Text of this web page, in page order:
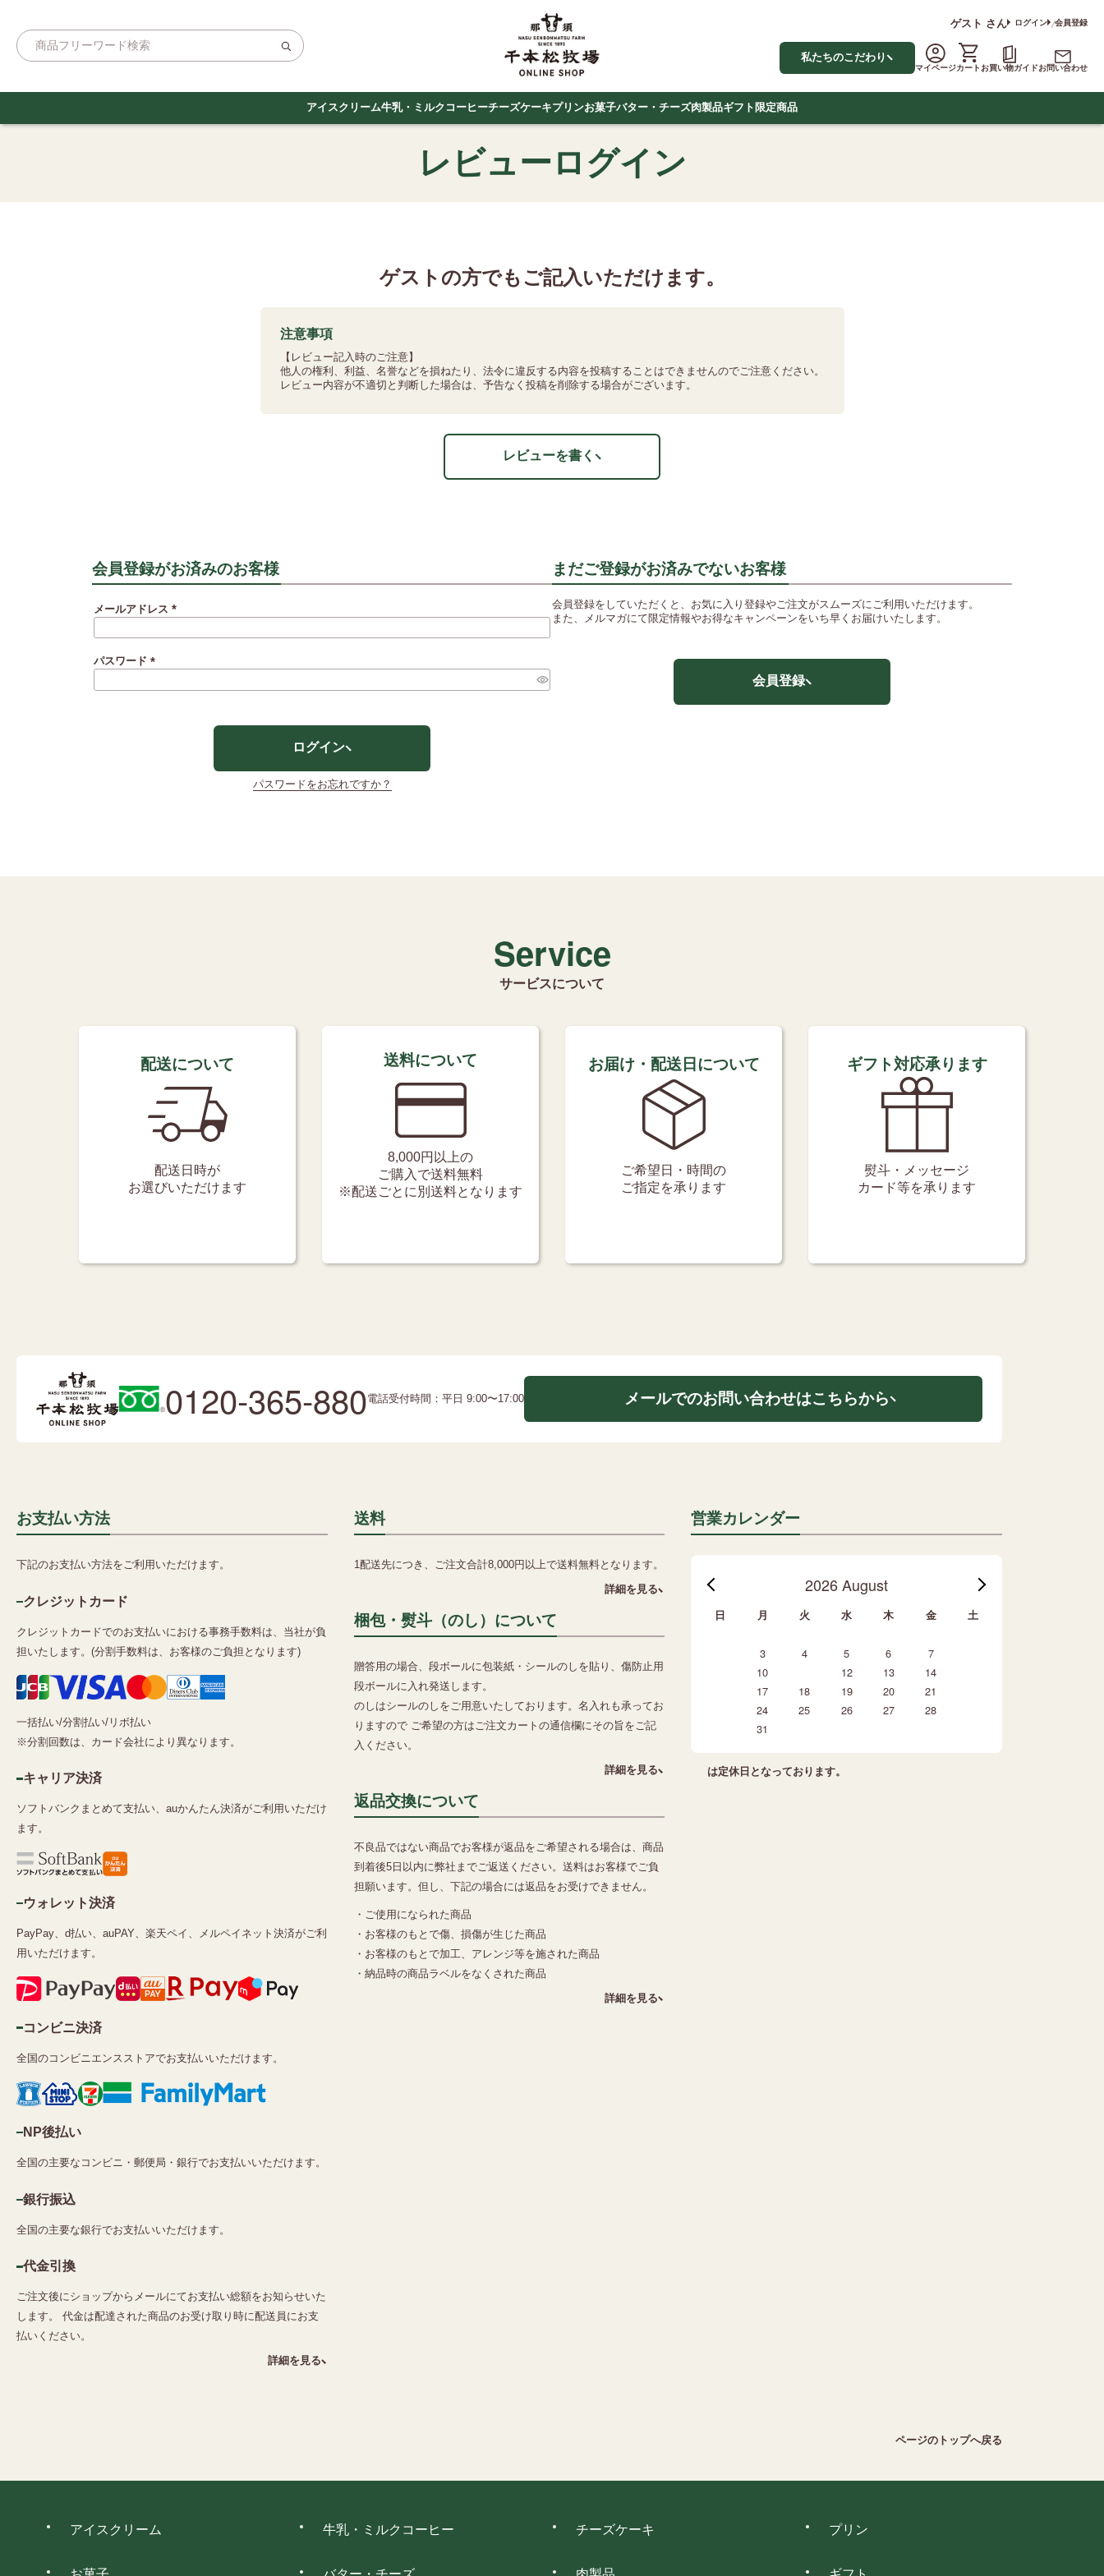
私たちのこだわり
ゲスト さん ログイン 会員登録
マイページカート お買い物ガイドお問い合わせ
アイスクリーム牛乳・ミルクコーヒーチーズケーキプリンお菓子バター・チーズ肉製品ギフト 限定商品
レビューログイン
ゲストの方でもご記入いただけます。
注意事項
【レビュー記入時のご注意】
他人の権利、利益、名誉などを損ねたり、法令に違反する内容を投稿することはできませんのでご注意ください。
レビュー内容が不適切と判断した場合は、予告なく投稿を削除する場合がございます。
レビューを書く
会員登録がお済みのお客様
メールアドレス
須)
パスワード
須)
ログイン
パスワードをお忘れですか？
まだご登録がお済みでないお客様
会員登録をしていただくと、お気に入り登録やご注文がスムーズにご利用いただけます。
また、メルマガにて限定情報やお得なキャンペーンをいち早くお届けいたします。
会員登録
Service
サービスについて
配送について
配送日時が
お選びいただけます
送料について
8,000円以上の
ご購入で送料無料
※配送ごとに別送料となります
お届け・配送日について
ご希望日・時間の
ご指定を承ります
ギフト対応承ります
熨斗・メッセージ
カード等を承ります
0120-365-880電話受付時間：平日 9:00〜17:00 メールでのお問い合わせはこちらから
お支払い方法
下記のお支払い方法をご利用いただけます。
クレジットカード
クレジットカードでのお支払いにおける事務手数料は、当社が負
担いたします。(分割手数料は、お客様のご負担となります)
一括払い/分割払い/リボ払い
※分割回数は、カード会社により異なります。
キャリア決済
ソフトバンクまとめて支払い、auかんたん決済がご利用いただけ
ます。
ウォレット決済
PayPay、d払い、auPAY、楽天ペイ、メルペイネット決済がご利
用いただけます。
コンビニ決済
全国のコンビニエンスストアでお支払いいただけます。
NP後払い
全国の主要なコンビニ・郵便局・銀行でお支払いいただけます。
銀行振込
全国の主要な銀行でお支払いいただけます。
代金引換
ご注文後にショップからメールにてお支払い総額をお知らせいた
します。 代金は配達された商品のお受け取り時に配送員にお支
払いください。
詳細を見る
送料
1配送先につき、ご注文合計8,000円以上で送料無料となります。
詳細を見る
梱包・熨斗（のし）について
贈答用の場合、段ボールに包装紙・シールのしを貼り、傷防止用
段ボールに入れ発送します。
のしはシールのしをご用意いたしております。名入れも承ってお
りますので ご希望の方はご注文カートの通信欄にその旨をご記
入ください。
詳細を見る
返品交換について
不良品ではない商品でお客様が返品をご希望される場合は、商品
到着後5日以内に弊社までご返送ください。送料はお客様でご負
担願います。但し、下記の場合には返品をお受けできません。
・ご使用になられた商品
・お客様のもとで傷、損傷が生じた商品
・お客様のもとで加工、アレンジ等を施された商品
・納品時の商品ラベルをなくされた商品
詳細を見る
営業カレンダー
2026 August
日 月 火 水 木 金 土
3 4 5 6 7
10 12 13 14
17 18 19 20 21
24 25 26 27 28
31
は定休日となっております。
ページのトップへ戻る
アイスクリーム 牛乳・ミルクコーヒー チーズケーキ プリン